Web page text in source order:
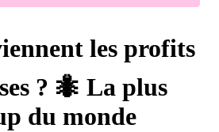
les profits
? 🐜 La plus
du monde